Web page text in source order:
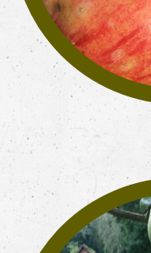
darauf